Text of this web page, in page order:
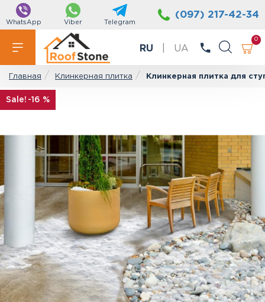
WhatsApp Viber Telegram
(097) 217-42-34
RU UA
0
Главная Клинкерная плитка Клинкерная плитка для
-16 %